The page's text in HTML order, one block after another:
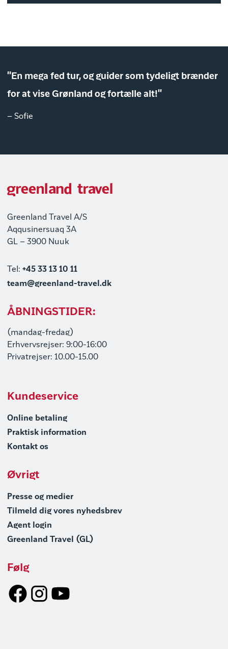
"En mega fed tur, og guider som tydeligt brænder
for at vise Grønland og fortælle alt!"
– Sofie
Greenland Travel A/S
Aqqusinersuaq 3A
GL – 3900 Nuuk
Tel: +45 33 13 10 11
team@greenland-travel.dk
ÅBNINGSTIDER:
(mandag-fredag)
Erhvervsrejser: 9:00-16:00
Privatrejser: 10.00-15.00
Kundeservice
Online betaling
Praktisk information
Kontakt os
Øvrigt
Presse og medier
Tilmeld dig vores nyhedsbrev
Agent login
Greenland Travel (GL)
Følg